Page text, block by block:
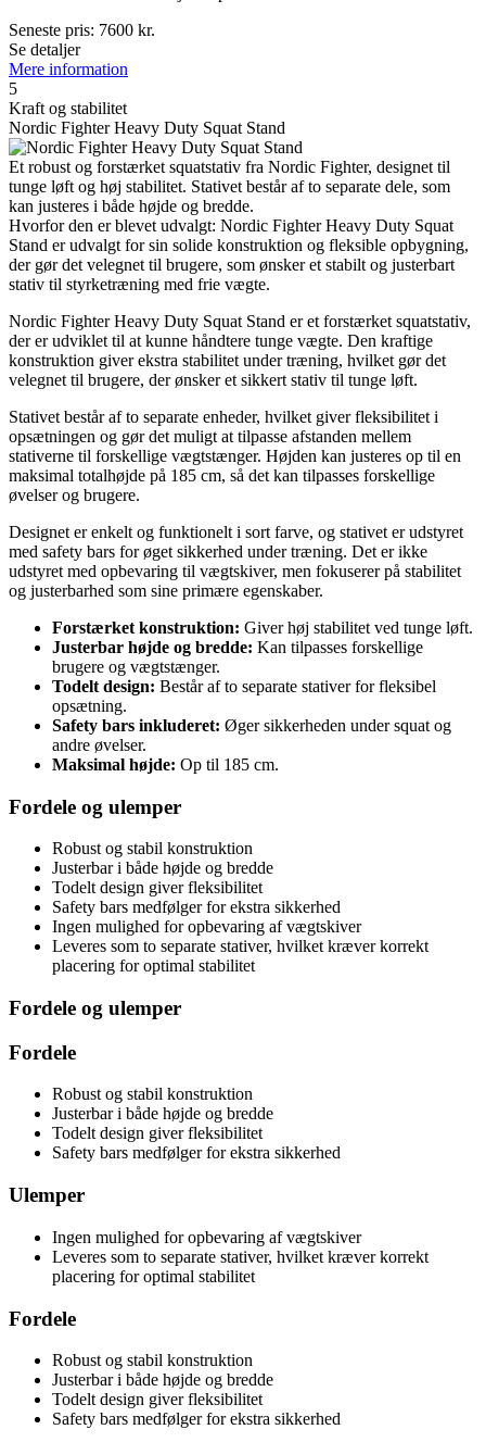
Seneste pris: 7600 kr.
Se detaljer
Mere information
5
Kraft og stabilitet
Nordic Fighter Heavy Duty Squat Stand
Et robust og forstærket squatstativ fra Nordic Fighter, designet til
tunge løft og høj stabilitet. Stativet består af to separate dele, som
kan justeres i både højde og bredde.
Hvorfor den er blevet udvalgt: Nordic Fighter Heavy Duty Squat
Stand er udvalgt for sin solide konstruktion og fleksible opbygning,
der gør det velegnet til brugere, som ønsker et stabilt og justerbart
stativ til styrketræning med frie vægte.
Nordic Fighter Heavy Duty Squat Stand er et forstærket squatstativ,
der er udviklet til at kunne håndtere tunge vægte. Den kraftige
konstruktion giver ekstra stabilitet under træning, hvilket gør det
velegnet til brugere, der ønsker et sikkert stativ til tunge løft.
Stativet består af to separate enheder, hvilket giver fleksibilitet i
opsætningen og gør det muligt at tilpasse afstanden mellem
stativerne til forskellige vægtstænger. Højden kan justeres op til en
maksimal totalhøjde på 185 cm, så det kan tilpasses forskellige
øvelser og brugere.
Designet er enkelt og funktionelt i sort farve, og stativet er udstyret
med safety bars for øget sikkerhed under træning. Det er ikke
udstyret med opbevaring til vægtskiver, men fokuserer på stabilitet
og justerbarhed som sine primære egenskaber.
Forstærket konstruktion: Giver høj stabilitet ved tunge løft.
Justerbar højde og bredde: Kan tilpasses forskellige
brugere og vægtstænger.
Todelt design: Består af to separate stativer for fleksibel
opsætning.
Safety bars inkluderet: Øger sikkerheden under squat og
andre øvelser.
Maksimal højde: Op til 185 cm.
Fordele og ulemper
Robust og stabil konstruktion
Justerbar i både højde og bredde
Todelt design giver fleksibilitet
Safety bars medfølger for ekstra sikkerhed
Ingen mulighed for opbevaring af vægtskiver
Leveres som to separate stativer, hvilket kræver korrekt
placering for optimal stabilitet
Fordele og ulemper
Fordele
Robust og stabil konstruktion
Justerbar i både højde og bredde
Todelt design giver fleksibilitet
Safety bars medfølger for ekstra sikkerhed
Ulemper
Ingen mulighed for opbevaring af vægtskiver
Leveres som to separate stativer, hvilket kræver korrekt
placering for optimal stabilitet
Fordele
Robust og stabil konstruktion
Justerbar i både højde og bredde
Todelt design giver fleksibilitet
Safety bars medfølger for ekstra sikkerhed